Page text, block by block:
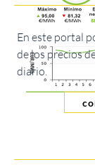
En este portal
de los precios
diario.